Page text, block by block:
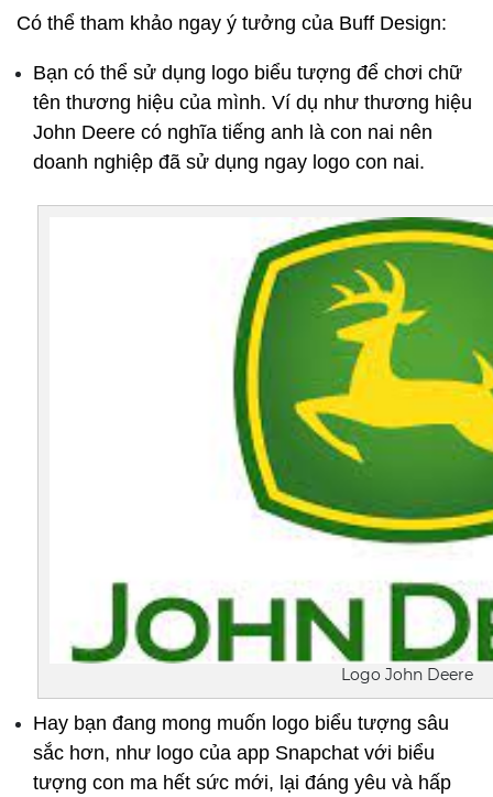
Có thể tham khảo ngay ý tưởng của Buff Design:
Bạn có thể sử dụng logo biểu tượng để chơi chữ
tên thương hiệu của mình. Ví dụ như thương hiệu
John Deere có nghĩa tiếng anh là con nai nên
doanh nghiệp đã sử dụng ngay logo con nai.
Logo John Deere
Hay bạn đang mong muốn logo biểu tượng sâu
sắc hơn, như logo của app Snapchat với biểu
tượng con ma hết sức mới, lại đáng yêu và hấp